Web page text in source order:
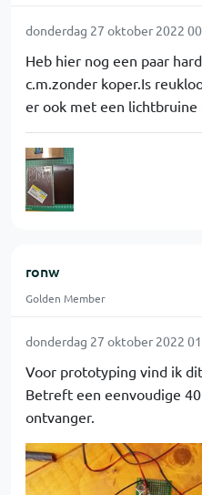
donderdag 27 oktober 2022
Heb hier nog een paar
c.m.zonder koper.Is
er ook met een
ronw
Golden Member
donderdag 27 oktober 2022
Voor prototyping vind ik
Betreft een eenvoudige
ontvanger.